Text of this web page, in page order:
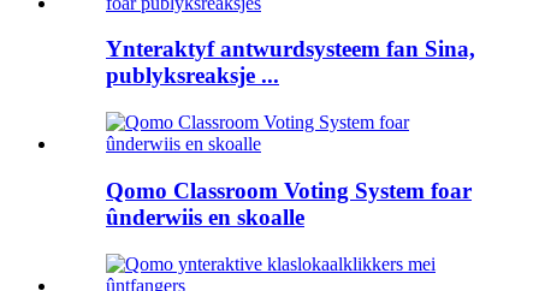
Ynteraktyf antwurdsysteem fan Sina,
publyksreaksje ...
Qomo Classroom Voting System foar
ûnderwiis en skoalle